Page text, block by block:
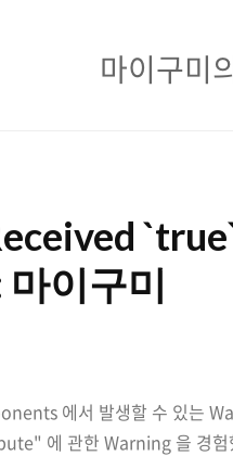
마이구미
이구미
에서 발생할 수 있는
에 관한 Warning 을 경험